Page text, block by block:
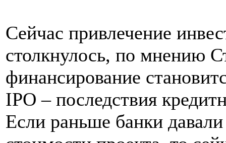
Сейчас привлечение
столкнулось, по мнению
финансирование
IPO – последствия
Если раньше банки